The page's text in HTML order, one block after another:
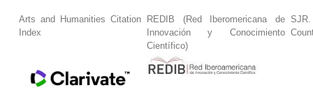
Arts and Humanities Citation
Index
REDIB (Red Iberomericana de
Innovación y Conocimiento
Científico)